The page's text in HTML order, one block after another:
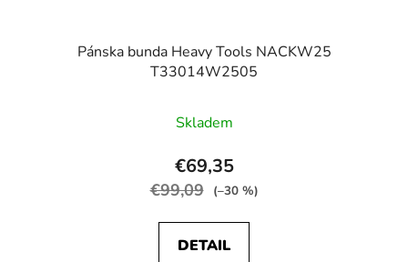
Pánska bunda Heavy Tools NACKW25
T33014W2505
Skladem
€69,35
€99,09 (–30 %)
DETAIL